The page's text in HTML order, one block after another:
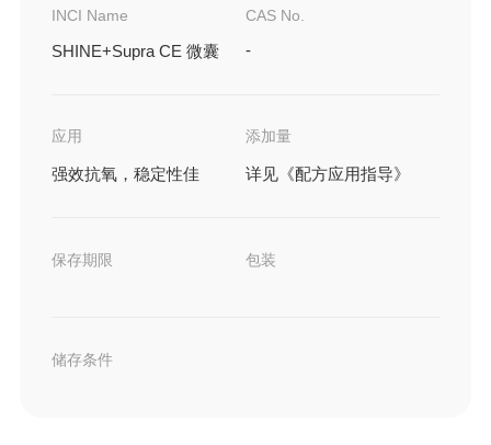
INCI Name
SHINE+Supra CE 微囊
CAS No.
-
应用
强效抗氧，稳定性佳
添加量
详见《配方应用指导》
保存期限 包装
储存条件